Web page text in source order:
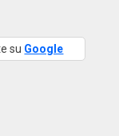
su Google